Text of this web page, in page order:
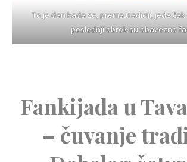
To je dan kada se, prema tradiciji, jede
poslednji obrok su obavezno
Fankijada u
– čuvanje